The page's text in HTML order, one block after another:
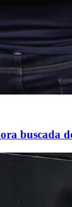
buscada